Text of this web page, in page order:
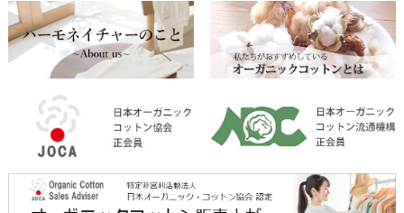
FAXでのご注文
お問い合わせchevron_right